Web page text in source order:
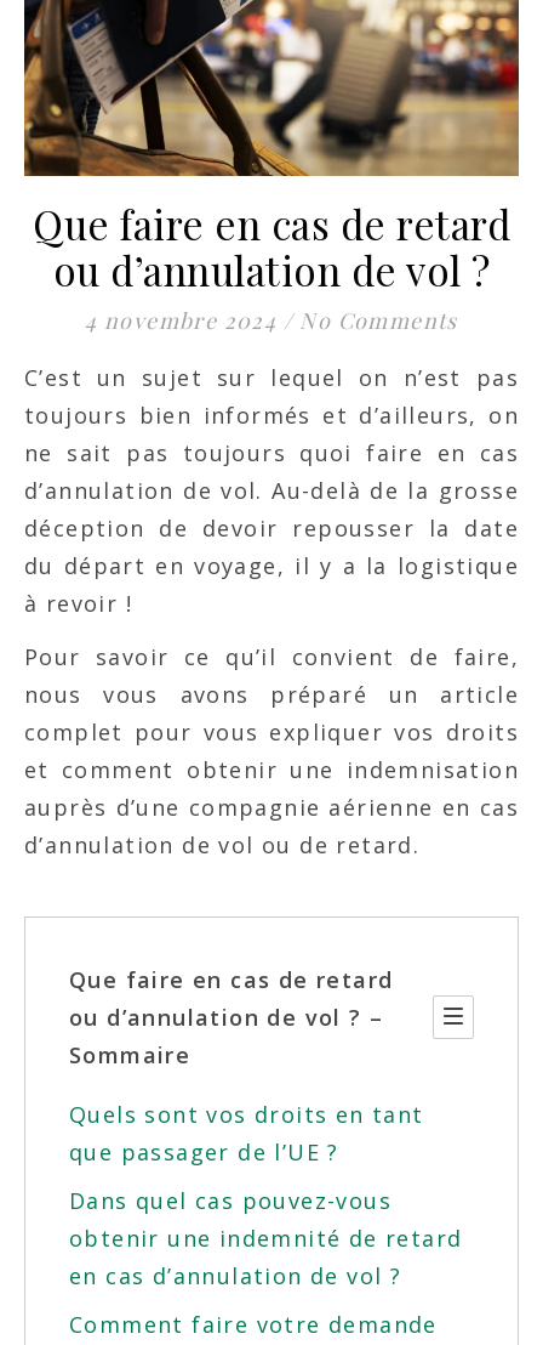
Que faire en cas de retard
ou d’annulation de vol ?
4 novembre 2024 / No Comments
C’est un sujet sur lequel on n’est pas
toujours bien informés et d’ailleurs, on
ne sait pas toujours quoi faire en cas
d’annulation de vol. Au-delà de la grosse
déception de devoir repousser la date
du départ en voyage, il y a la logistique
à revoir !
Pour savoir ce qu’il convient de faire,
nous vous avons préparé un article
complet pour vous expliquer vos droits
et comment obtenir une indemnisation
auprès d’une compagnie aérienne en cas
d’annulation de vol ou de retard.
Que faire en cas de retard
ou d’annulation de vol ? –
Sommaire
Quels sont vos droits en tant
que passager de l’UE ?
Dans quel cas pouvez-vous
obtenir une indemnité de retard
en cas d’annulation de vol ?
Comment faire votre demande